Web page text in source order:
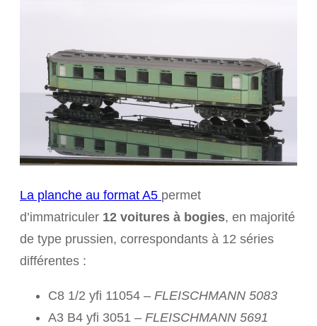
La planche au format A5 permet
d’immatriculer 12 voitures à bogies, en majorité
de type prussien, correspondants à 12 séries
différentes :
C8 1/2 yfi 11054 – FLEISCHMANN 5083
A3 B4 yfi 3051 – FLEISCHMANN 5691